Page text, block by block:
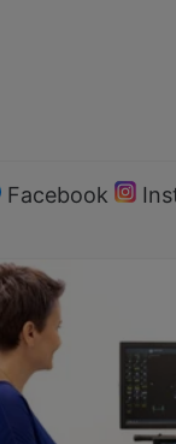
Facebook